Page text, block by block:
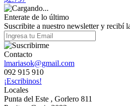
Enterate de lo último
Suscribite a nuestro newsletter y recibí
Contacto
lmariasok@gmail.com
092 915 910
¡Escribinos!
Locales
Punta del Este , Gorlero 811